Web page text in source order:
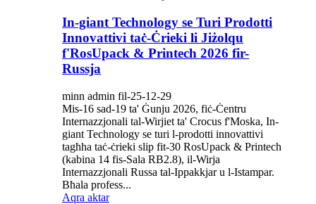
In-giant Technology se Turi Prodotti
Innovattivi taċ-Ċrieki li Jiżolqu
f'RosUpack & Printech 2026 fir-
Russja
minn admin fil-25-12-29
Mis-16 sad-19 ta' Ġunju 2026, fiċ-Ċentru
Internazzjonali tal-Wirjiet ta' Crocus f'Moska, In-
giant Technology se turi l-prodotti innovattivi
tagħha taċ-ċrieki slip fit-30 RosUpack & Printech
(kabina 14 fis-Sala RB2.8), il-Wirja
Internazzjonali Russa tal-Ippakkjar u l-Istampar.
Bħala profess...
Aqra aktar